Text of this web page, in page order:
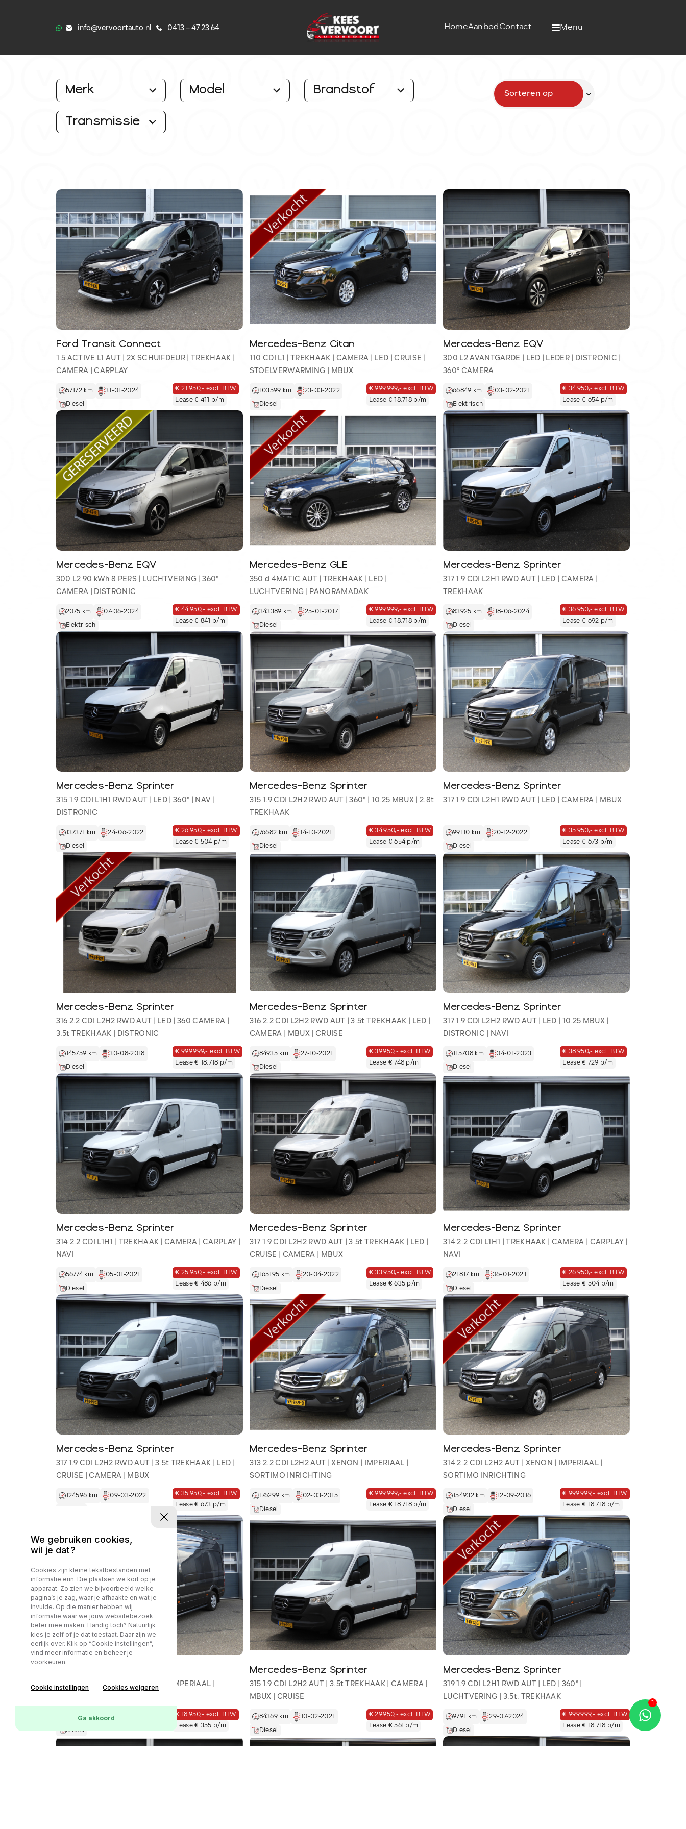
info@vervoortauto.nl 0413 – 47 23 64 HomeAanbod Contact Menu
Home
Diensten
Werkplaats
Vacatures
Verkocht
Contact
Contact: info@vervoortauto.nl0413 – 47 23 64
1
Kan ik je misschien helpen?
Merk Model Brandstof
Transmissie
Sorteren op
Ford Transit Connect
1.5 ACTIVE L1 AUT | 2X SCHUIFDEUR | TREKHAAK |
CAMERA | CARPLAY
57172 km 31-01-2024
Diesel
€ 21.950,- excl. BTW
Lease € 411 p/m
Mercedes-Benz Citan
110 CDI L1 | TREKHAAK | CAMERA | LED | CRUISE |
STOELVERWARMING | MBUX
103599 km 23-03-2022
Diesel
€ 999.999,- excl. BTW
Lease € 18.718 p/m
Mercedes-Benz EQV
300 L2 AVANTGARDE | LED | LEDER | DISTRONIC |
360° CAMERA
66849 km 03-02-2021
Elektrisch
€ 34.950,- excl. BTW
Lease € 654 p/m
Mercedes-Benz EQV
300 L2 90 kWh 8 PERS | LUCHTVERING | 360°
CAMERA | DISTRONIC
2075 km 07-06-2024
Elektrisch
€ 44.950,- excl. BTW
Lease € 841 p/m
Mercedes-Benz GLE
350 d 4MATIC AUT | TREKHAAK | LED |
LUCHTVERING | PANORAMADAK
343389 km 25-01-2017
Diesel
€ 999.999,- excl. BTW
Lease € 18.718 p/m
Mercedes-Benz Sprinter
317 1.9 CDI L2H1 RWD AUT | LED | CAMERA |
TREKHAAK
83925 km 18-06-2024
Diesel
€ 36.950,- excl. BTW
Lease € 692 p/m
Mercedes-Benz Sprinter
315 1.9 CDI L1H1 RWD AUT | LED | 360° | NAV |
DISTRONIC
137371 km 24-06-2022
Diesel
€ 26.950,- excl. BTW
Lease € 504 p/m
Mercedes-Benz Sprinter
315 1.9 CDI L2H2 RWD AUT | 360° | 10.25 MBUX | 2.8t
TREKHAAK
76682 km 14-10-2021
Diesel
€ 34.950,- excl. BTW
Lease € 654 p/m
Mercedes-Benz Sprinter
317 1.9 CDI L2H1 RWD AUT | LED | CAMERA | MBUX
99110 km 20-12-2022
Diesel
€ 35.950,- excl. BTW
Lease € 673 p/m
Mercedes-Benz Sprinter
316 2.2 CDI L2H2 RWD AUT | LED | 360 CAMERA |
3.5t TREKHAAK | DISTRONIC
145759 km 30-08-2018
Diesel
€ 999.999,- excl. BTW
Lease € 18.718 p/m
Mercedes-Benz Sprinter
316 2.2 CDI L2H2 RWD AUT | 3.5t TREKHAAK | LED |
CAMERA | MBUX | CRUISE
84935 km 27-10-2021
Diesel
€ 39.950,- excl. BTW
Lease € 748 p/m
Mercedes-Benz Sprinter
317 1.9 CDI L2H2 RWD AUT | LED | 10.25 MBUX |
DISTRONIC | NAVI
115708 km 04-01-2023
Diesel
€ 38.950,- excl. BTW
Lease € 729 p/m
Mercedes-Benz Sprinter
314 2.2 CDI L1H1 | TREKHAAK | CAMERA | CARPLAY |
NAVI
56774 km 05-01-2021
Diesel
€ 25.950,- excl. BTW
Lease € 486 p/m
Mercedes-Benz Sprinter
317 1.9 CDI L2H2 RWD AUT | 3.5t TREKHAAK | LED |
CRUISE | CAMERA | MBUX
165195 km 20-04-2022
Diesel
€ 33.950,- excl. BTW
Lease € 635 p/m
Mercedes-Benz Sprinter
314 2.2 CDI L1H1 | TREKHAAK | CAMERA | CARPLAY |
NAVI
21817 km 06-01-2021
Diesel
€ 26.950,- excl. BTW
Lease € 504 p/m
Mercedes-Benz Sprinter
317 1.9 CDI L2H2 RWD AUT | 3.5t TREKHAAK | LED |
CRUISE | CAMERA | MBUX
124596 km 09-03-2022
€ 35.950,- excl. BTW
Lease € 673 p/m
Mercedes-Benz Sprinter
313 2.2 CDI L2H2 AUT | XENON | IMPERIAAL |
SORTIMO INRICHTING
176299 km 02-03-2015
Diesel
€ 999.999,- excl. BTW
Lease € 18.718 p/m
Mercedes-Benz Sprinter
314 2.2 CDI L2H2 AUT | XENON | IMPERIAAL |
SORTIMO INRICHTING
154932 km 12-09-2016
Diesel
€ 999.999,- excl. BTW
Lease € 18.718 p/m
313 2.2 CDI L2H2 AUT | XENON | IMPERIAAL |
159922 km 02-03-2015
Diesel
€ 18.950,- excl. BTW
Lease € 355 p/m
Mercedes-Benz Sprinter
315 1.9 CDI L2H2 AUT | 3.5t TREKHAAK | CAMERA |
MBUX | CRUISE
84369 km 10-02-2021
Diesel
€ 29.950,- excl. BTW
Lease € 561 p/m
Mercedes-Benz Sprinter
319 1.9 CDI L2H1 RWD AUT | LED | 360° |
LUCHTVERING | 3.5t. TREKHAAK
9791 km 29-07-2024
Diesel
€ 999.999,- excl. BTW
Lease € 18.718 p/m
We gebruiken cookies,
wil je dat?
Cookies zijn kleine tekstbestanden met
informatie erin. Die plaatsen we kort op je
apparaat. Zo zien we bijvoorbeeld welke
pagina’s je zag, waar je afhaakte en wat je
invulde. Op die manier hebben wij
informatie waar we jouw websitebezoek
beter mee maken. Handig toch? Natuurlijk
kies je zelf of je dat toestaat. Daar zijn we
eerlijk over. Klik op “Cookie instellingen”,
vind meer informatie en beheer je
voorkeuren.
Cookie instellingen Cookies weigeren
Ga akkoord